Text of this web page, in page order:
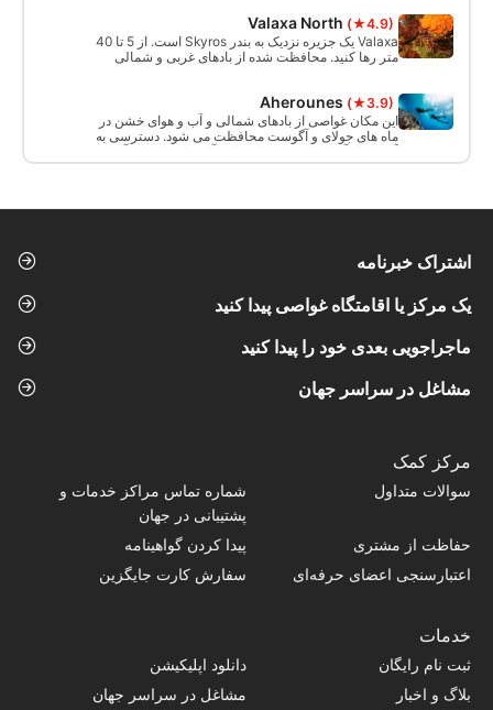
Valaxa North (★4.9)
Valaxa یک جزیره نزدیک به بندر Skyros است. از 5 تا 40
متر رها کنید. محافظت شده از بادهای غربی و شمالی
Aherounes (★3.9)
این مکان غواصی از بادهای شمالی و آب و هوای خشن در
ماه های جولای و آگوست محافظت می شود. دسترسی به
محدود و غواصان جدید است.
اشتراک خبرنامه
یک مرکز یا اقامتگاه غواصی پیدا کنید
ماجراجویی بعدی خود را پیدا کنید
مشاغل در سراسر جهان
مرکز کمک
سوالات متداول
شماره تماس‌ مراکز خدمات و
پشتیبانی در جهان
حفاظت از مشتری
پیدا کردن گواهینامه
اعتبارسنجی اعضای حرفه‌ای
سفارش کارت جایگزین
خدمات
ثبت نام رایگان
دانلود اپلیکیشن
بلاگ و اخبار
مشاغل در سراسر جهان